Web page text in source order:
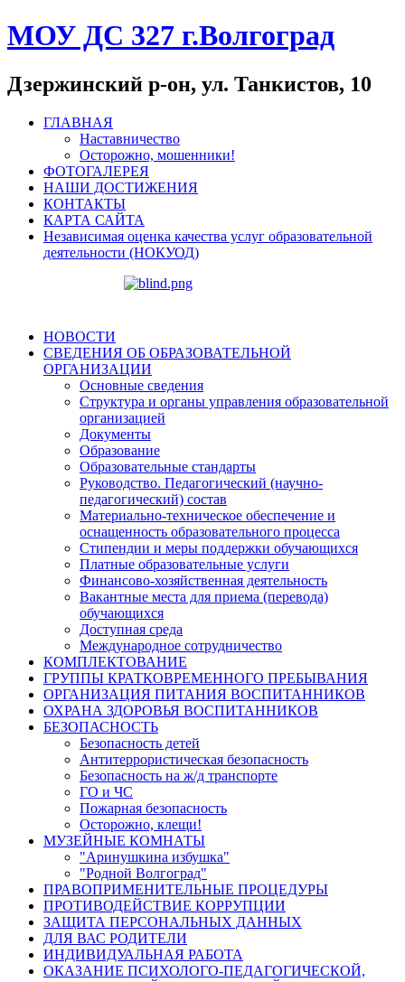
МОУ ДС 327 г.Волгоград
Дзержинский р-он, ул. Танкистов, 10
ГЛАВНАЯ
Наставничество
Осторожно, мошенники!
ФОТОГАЛЕРЕЯ
НАШИ ДОСТИЖЕНИЯ
КОНТАКТЫ
КАРТА САЙТА
Независимая оценка качества услуг образовательной
деятельности (НОКУОД)
НОВОСТИ
СВЕДЕНИЯ ОБ ОБРАЗОВАТЕЛЬНОЙ
ОРГАНИЗАЦИИ
Основные сведения
Структура и органы управления образовательной
организацией
Документы
Образование
Образовательные стандарты
Руководство. Педагогический (научно-
педагогический) состав
Материально-техническое обеспечение и
оснащенность образовательного процесса
Стипендии и меры поддержки обучающихся
Платные образовательные услуги
Финансово-хозяйственная деятельность
Вакантные места для приема (перевода)
обучающихся
Доступная среда
Международное сотрудничество
КОМПЛЕКТОВАНИЕ
ГРУППЫ КРАТКОВРЕМЕННОГО ПРЕБЫВАНИЯ
ОРГАНИЗАЦИЯ ПИТАНИЯ ВОСПИТАННИКОВ
ОХРАНА ЗДОРОВЬЯ ВОСПИТАННИКОВ
БЕЗОПАСНОСТЬ
Безопасность детей
Антитеррористическая безопасность
Безопасность на ж/д транспорте
ГО и ЧС
Пожарная безопасность
Осторожно, клещи!
МУЗЕЙНЫЕ КОМНАТЫ
"Аринушкина избушка"
"Родной Волгоград"
ПРАВОПРИМЕНИТЕЛЬНЫЕ ПРОЦЕДУРЫ
ПРОТИВОДЕЙСТВИЕ КОРРУПЦИИ
ЗАЩИТА ПЕРСОНАЛЬНЫХ ДАННЫХ
ДЛЯ ВАС РОДИТЕЛИ
ИНДИВИДУАЛЬНАЯ РАБОТА
ОКАЗАНИЕ ПСИХОЛОГО-ПЕДАГОГИЧЕСКОЙ,